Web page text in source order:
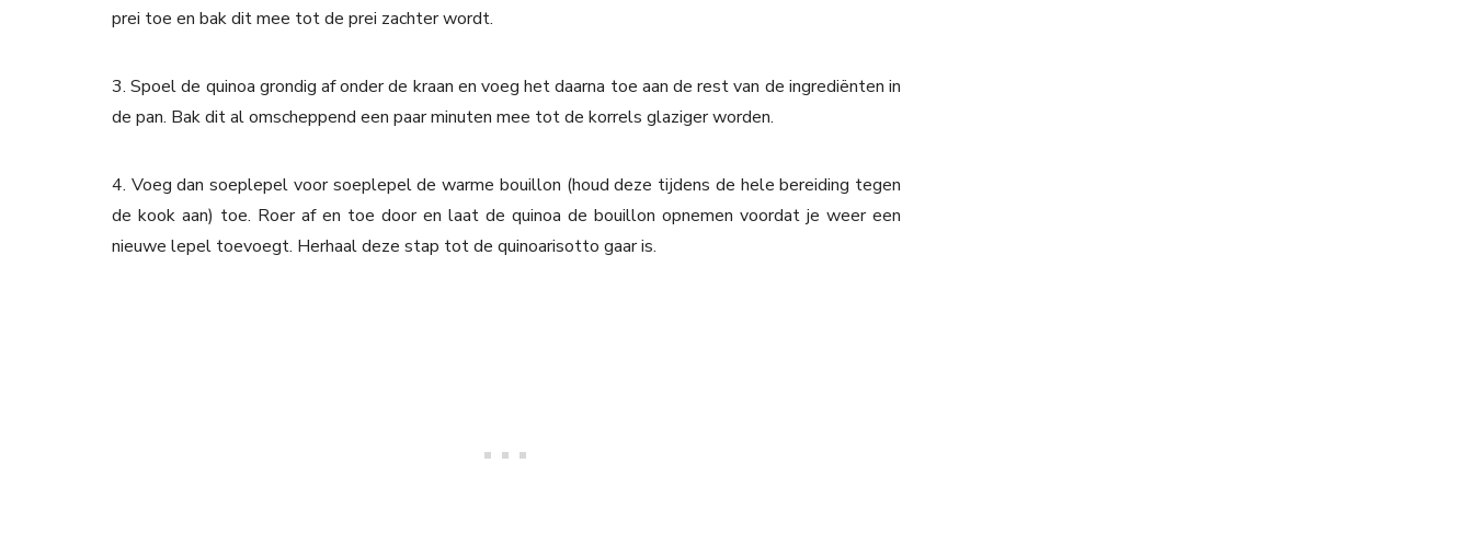
prei toe en bak dit mee tot de prei zachter wordt.
3. Spoel de quinoa grondig af onder de kraan en voeg het daarna toe aan de rest van de ingrediënten in
de pan. Bak dit al omscheppend een paar minuten mee tot de korrels glaziger worden.
4. Voeg dan soeplepel voor soeplepel de warme bouillon (houd deze tijdens de hele bereiding tegen
de kook aan) toe. Roer af en toe door en laat de quinoa de bouillon opnemen voordat je weer een
nieuwe lepel toevoegt. Herhaal deze stap tot de quinoarisotto gaar is.